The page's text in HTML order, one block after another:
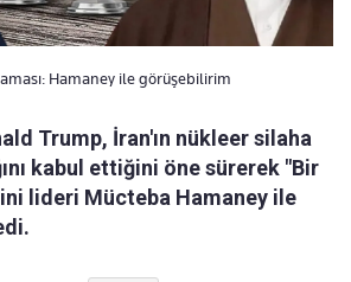
Hamaney ile görüşebilirim
Trump, İran'ın nükleer silaha
kabul ettiğini öne sürerek "Bir
lideri Mücteba Hamaney ile